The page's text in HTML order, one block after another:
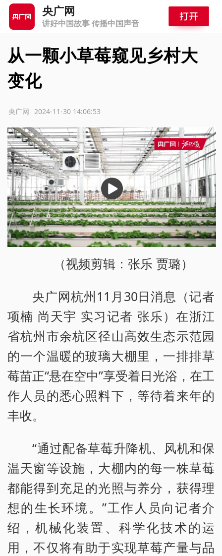
央广网
讲好中国故事 传播中国声音
从一颗小草莓窥见乡村大
变化
2024-11-30 14:06:53
央广网
播
放
（视频剪辑：张乐 贾璐）
央广网杭州11月30日消息（记者
项楠 尚天宇 实习记者 张乐）在浙江
省杭州市余杭区径山高效生态示范园
的一个温暖的玻璃大棚里，一排排草
莓苗正“悬在空中”享受着日光浴，在工
作人员的悉心照料下，等待着来年的
丰收。
“通过配备草莓升降机、风机和保
温天窗等设施，大棚内的每一株草莓
都能得到充足的光照与养分，获得理
想的生长环境。”工作人员向记者介
绍，机械化装置、科学化技术的运
用，不仅将有助于实现草莓产量与品